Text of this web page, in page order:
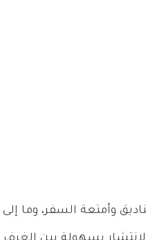
وأمتعة السفر، وما إلى